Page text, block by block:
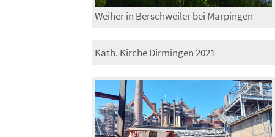
Weiher in Berschweiler bei Marpingen
Kath. Kirche Dirmingen 2021